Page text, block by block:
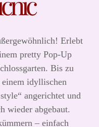
Erlebt
pretty Pop-Up
Bis zu
idyllischen
angerichtet und
wieder abgebaut.
– einfach